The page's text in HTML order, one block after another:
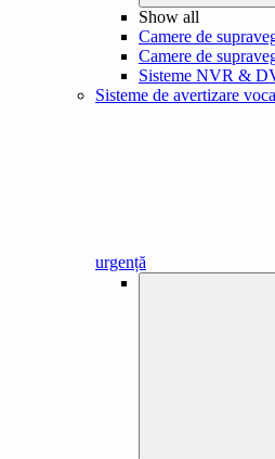
Show all
Camere de
Camere de
Sisteme NVR &
Sisteme de avertizare
urgență